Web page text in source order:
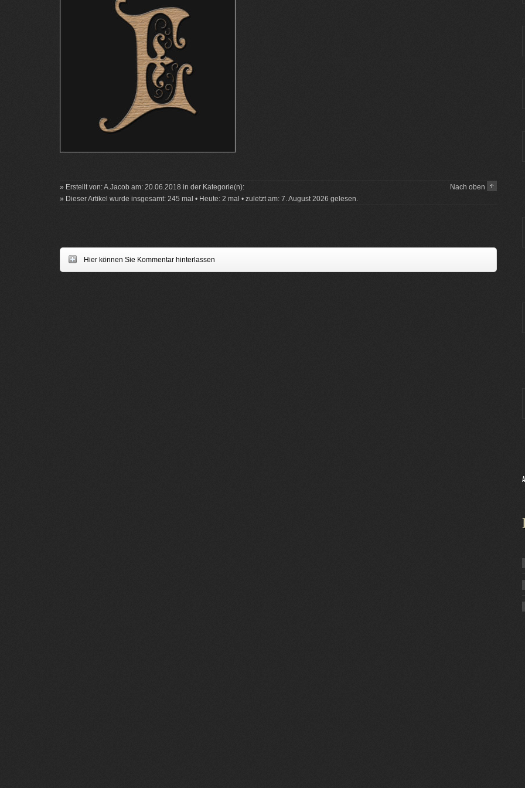
Nach oben
» Erstellt von: A.Jacob am: 20.06.2018 in der Kategorie(n):
» Dieser Artikel wurde insgesamt: 245 mal • Heute: 2 mal • zuletzt am: 7. August 2026 gelesen.
Hier können Sie Kommentar hinterlassen